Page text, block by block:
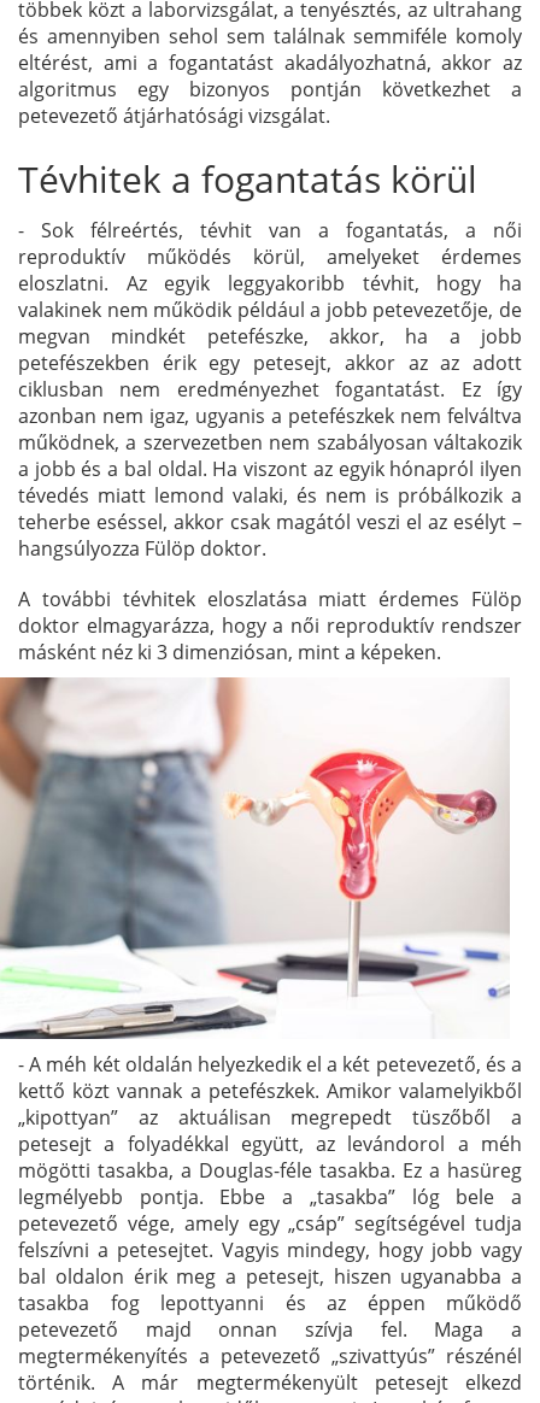
többek közt a laborvizsgálat, a tenyésztés, az ultrahang
és amennyiben sehol sem találnak semmiféle komoly
eltérést, ami a fogantatást akadályozhatná, akkor az
algoritmus egy bizonyos pontján következhet a
petevezető átjárhatósági vizsgálat.
Tévhitek a fogantatás körül
- Sok félreértés, tévhit van a fogantatás, a női
reproduktív működés körül, amelyeket érdemes
eloszlatni. Az egyik leggyakoribb tévhit, hogy ha
valakinek nem működik például a jobb petevezetője, de
megvan mindkét petefészke, akkor, ha a jobb
petefészekben érik egy petesejt, akkor az az adott
ciklusban nem eredményezhet fogantatást. Ez így
azonban nem igaz, ugyanis a petefészkek nem felváltva
működnek, a szervezetben nem szabályosan váltakozik
a jobb és a bal oldal. Ha viszont az egyik hónapról ilyen
tévedés miatt lemond valaki, és nem is próbálkozik a
teherbe eséssel, akkor csak magától veszi el az esélyt –
hangsúlyozza Fülöp doktor.
A további tévhitek eloszlatása miatt érdemes Fülöp
doktor elmagyarázza, hogy a női reproduktív rendszer
másként néz ki 3 dimenziósan, mint a képeken.
- A méh két oldalán helyezkedik el a két petevezető, és a
kettő közt vannak a petefészkek. Amikor valamelyikből
„kipottyan” az aktuálisan megrepedt tüszőből a
petesejt a folyadékkal együtt, az levándorol a méh
mögötti tasakba, a Douglas-féle tasakba. Ez a hasüreg
legmélyebb pontja. Ebbe a „tasakba” lóg bele a
petevezető vége, amely egy „csáp” segítségével tudja
felszívni a petesejtet. Vagyis mindegy, hogy jobb vagy
bal oldalon érik meg a petesejt, hiszen ugyanabba a
tasakba fog lepottyanni és az éppen működő
petevezető majd onnan szívja fel. Maga a
megtermékenyítés a petevezető „szivattyús” részénél
történik. A már megtermékenyült petesejt elkezd